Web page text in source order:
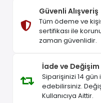
Güvenli Alışveriş
Tüm ödeme ve
sertifikası ile
zaman güvenlidir.
İade ve Değişim
Siparişinizi 14
edebilirsiniz.
Kullanıcıya Aittir.